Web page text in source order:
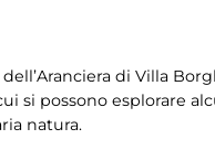
di Villa
si possono esplorare
natura.